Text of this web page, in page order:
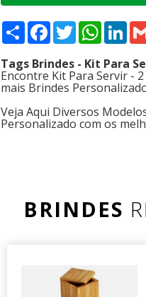
Compartilhar
Facebook
Twitter
Tags Brindes - Kit Para
Encontre Kit Para Servir -
mais Brindes
Veja Aqui Diversos
Personalizado com os
BRINDES